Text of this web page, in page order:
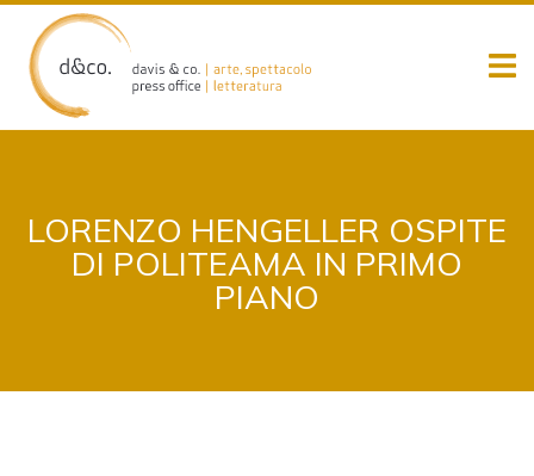
content
LORENZO HENGELLER OSPITE
DI POLITEAMA IN PRIMO
PIANO